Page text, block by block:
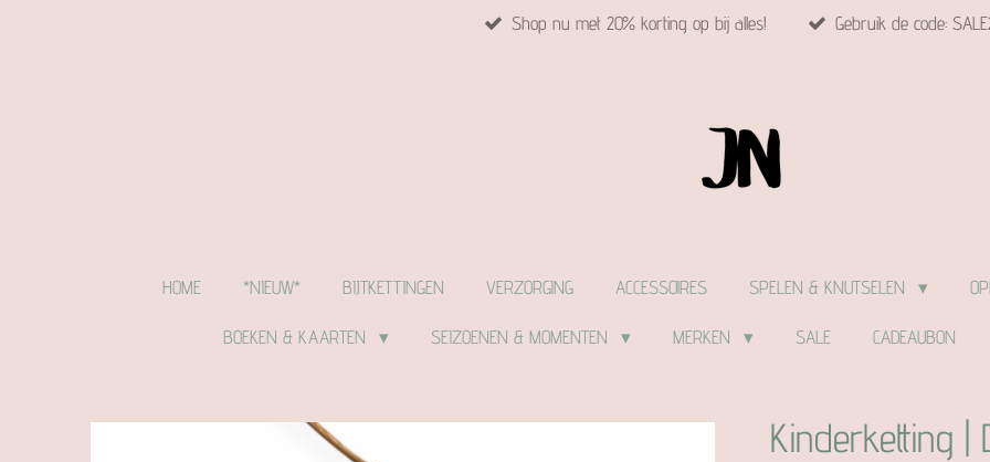
Shop nu met 20% korting op bij alles! Gebruik de code:
HOME *NIEUW* BIJTKETTINGEN VERZORGING ACCESSOIRES SPELEN & KNUTSELEN
BOEKEN & KAARTEN SEIZOENEN & MOMENTEN MERKEN SALE CADEAUBON
Kinderketting |